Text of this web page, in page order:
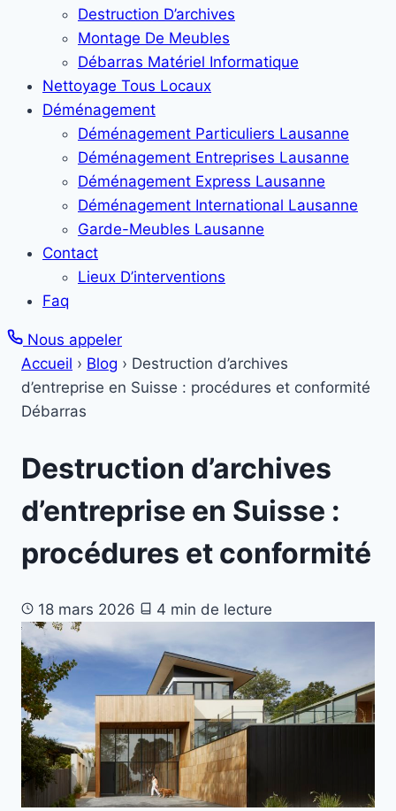
Destruction D’archives
Montage De Meubles
Débarras Matériel Informatique
Nettoyage Tous Locaux
Déménagement
Déménagement Particuliers Lausanne
Déménagement Entreprises Lausanne
Déménagement Express Lausanne
Déménagement International Lausanne
Garde-Meubles Lausanne
Contact
Lieux D’interventions
Faq
Nous appeler
Accueil › Blog › Destruction d’archives
d’entreprise en Suisse : procédures et conformité
Débarras
Destruction d’archives
d’entreprise en Suisse :
procédures et conformité
18 mars 2026 4 min de lecture